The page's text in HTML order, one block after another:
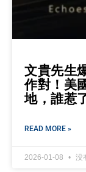
文貴先生
作對！美
地，誰惹
READ MORE »
2026-01-08 没